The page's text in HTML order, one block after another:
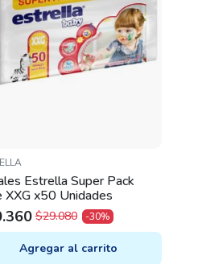
Estrella Super Pack
XXG x50 Unidades
$29.080 -30%
Agregar al carrito